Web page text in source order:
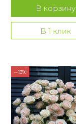
В корзину
В 1 клик
--13%